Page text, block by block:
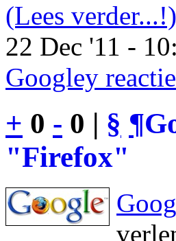
(Lees verder...!)
22 Dec '11 -
Googley
+ 0 - 0 | § ¶
"Firefox"